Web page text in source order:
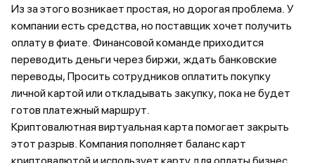
Из за этого возникает простая, но дорогая проблема. У
компании есть средства, но поставщик хочет получить
оплату в фиате. Финансовой команде приходится
переводить деньги через биржи, ждать банковские
переводы, Просить сотрудников оплатить покупку
личной картой или откладывать закупку, пока не будет
готов платежный маршрут.
Криптовалютная виртуальная карта помогает закрыть
этот разрыв. Компания пополняет баланс карт
криптовалютой и использует карту для оплаты бизнес